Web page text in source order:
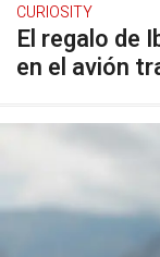
CURIOSITY
El regalo de
en el avión